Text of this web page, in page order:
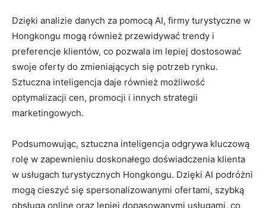
Dzięki analizie danych za pomocą AI, firmy turystyczne ​w
Hongkongu mogą​ również przewidywać trendy i
preferencje klientów, co pozwala im lepiej dostosować
swoje oferty do zmieniających się potrzeb rynku.
Sztuczna inteligencja daje również możliwość
optymalizacji cen, promocji i​ innych strategii
marketingowych.
Podsumowując, sztuczna inteligencja odgrywa kluczową
rolę w zapewnieniu doskonałego doświadczenia klienta
w usługach turystycznych Hongkongu. Dzięki AI⁢ podróżni
⁤mogą cieszyć się spersonalizowanymi ofertami, szybką
obsługą online oraz lepiej dopasowanymi usługami, co